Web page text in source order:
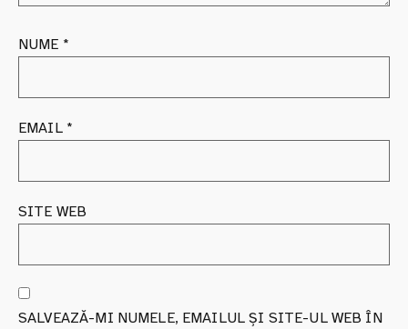
NUME *
EMAIL *
SITE WEB
SALVEAZĂ-MI NUMELE, EMAILUL ȘI SITE-UL WEB ÎN